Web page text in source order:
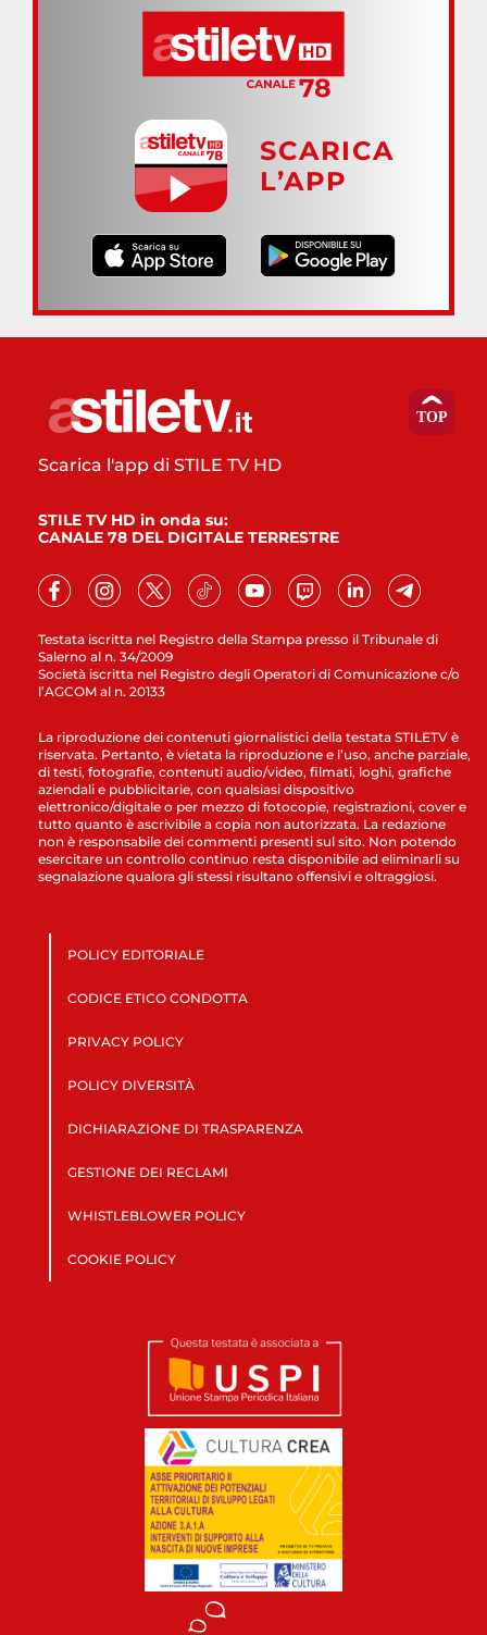
SCARICA
L’APP
Testata iscritta nel Registro della Stampa presso il Tribunale di
Salerno al n. 34/2009
Società iscritta nel Registro degli Operatori di Comunicazione c/o
l’AGCOM al n. 20133
Scarica l'app di STILE TV HD
STILE TV HD in onda su:
CANALE 78 DEL DIGITALE TERRESTRE
La riproduzione dei contenuti giornalistici della testata STILETV è
riservata. Pertanto, è vietata la riproduzione e l’uso, anche parziale,
di testi, fotografie, contenuti audio/video, filmati, loghi, grafiche
aziendali e pubblicitarie, con qualsiasi dispositivo
elettronico/digitale o per mezzo di fotocopie, registrazioni, cover e
tutto quanto è ascrivibile a copia non autorizzata. La redazione
non è responsabile dei commenti presenti sul sito. Non potendo
esercitare un controllo continuo resta disponibile ad eliminarli su
segnalazione qualora gli stessi risultano offensivi e oltraggiosi.
POLICY EDITORIALE
CODICE ETICO CONDOTTA
PRIVACY POLICY
POLICY DIVERSITÀ
DICHIARAZIONE DI TRASPARENZA
GESTIONE DEI RECLAMI
WHISTLEBLOWER POLICY
COOKIE POLICY